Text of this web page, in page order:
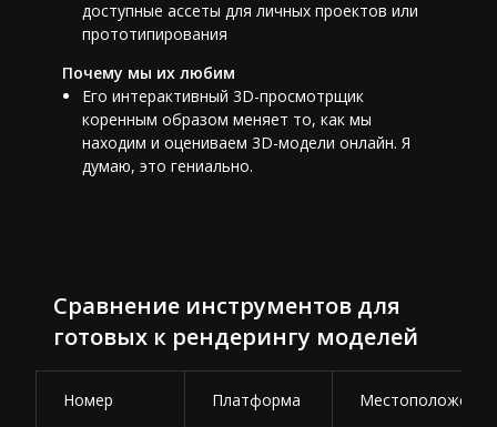
доступные ассеты для личных проектов или
прототипирования
Почему мы их любим
Его интерактивный 3D-просмотрщик
коренным образом меняет то, как мы
находим и оцениваем 3D-модели онлайн. Я
думаю, это гениально.
Сравнение инструментов для
готовых к рендерингу моделей
Номер Платформа Местоположение